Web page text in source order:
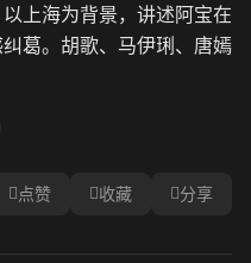
上海为背景，讲述阿宝在
葛。胡歌、马伊琍、唐嫣
点赞 收藏 分享